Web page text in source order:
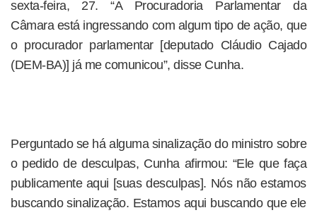
sexta-feira, 27. “A Procuradoria Parlamentar da
Câmara está ingressando com algum tipo de ação, que
o procurador parlamentar [deputado Cláudio Cajado
(DEM-BA)] já me comunicou”, disse Cunha.
Perguntado se há alguma sinalização do ministro sobre
o pedido de desculpas, Cunha afirmou: “Ele que faça
publicamente aqui [suas desculpas]. Nós não estamos
buscando sinalização. Estamos aqui buscando que ele